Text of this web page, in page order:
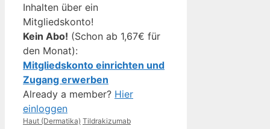
Inhalten über ein
Mitgliedskonto!
Kein Abo! (Schon ab 1,67€ für
den Monat):
Mitgliedskonto einrichten und
Zugang erwerben
Already a member? Hier
einloggen
Kategorien
Haut (Dermatika) Schlagwörter
Tildrakizumab